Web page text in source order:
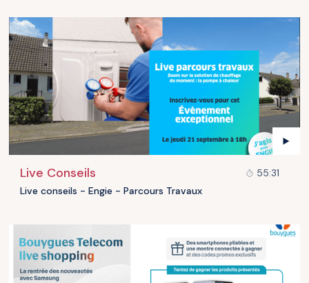
Live Conseils
55:31
Live conseils - Engie - Parcours Travaux